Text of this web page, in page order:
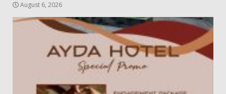
August 6, 2026